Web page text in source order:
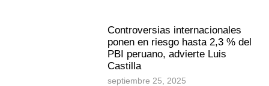
Controversias internacionales
ponen en riesgo hasta 2,3 % del
PBI peruano, advierte Luis
Castilla
septiembre 25, 2025